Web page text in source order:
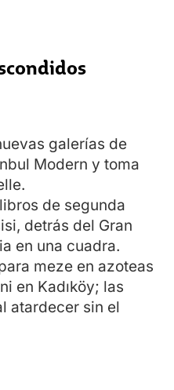
galerías de
Modern y toma
de segunda
detrás del Gran
en una cuadra.
meze en azoteas
en Kadıköy; las
atardecer sin el